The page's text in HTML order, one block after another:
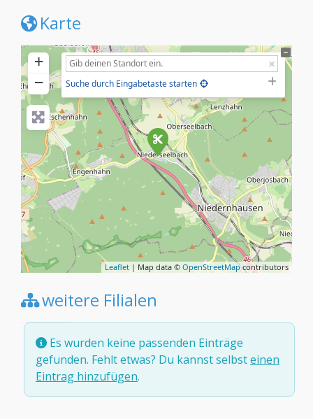
Karte
+
−
Suche durch Eingabetaste starten
Leaflet | Map data © OpenStreetMapcontributors
weitere Filialen
Es wurden keine passenden Einträge
gefunden. Fehlt etwas? Du kannst selbsteinen
Eintrag hinzufügen.